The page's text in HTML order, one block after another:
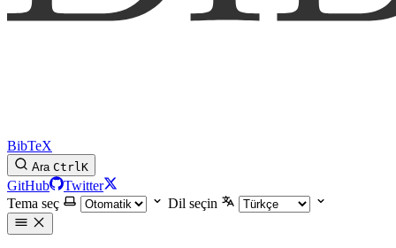
BibTeX
Ara CtrlK
GitHub
Twitter
Tema seç
Dil seçin